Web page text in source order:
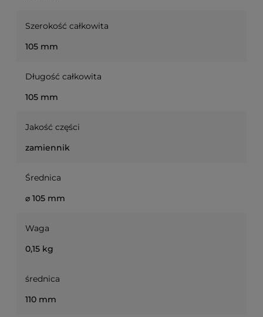
Szerokość całkowita
105 mm
Długość całkowita
105 mm
Jakość części
zamiennik
Średnica
⌀ 105 mm
Waga
0,15 kg
średnica
110 mm